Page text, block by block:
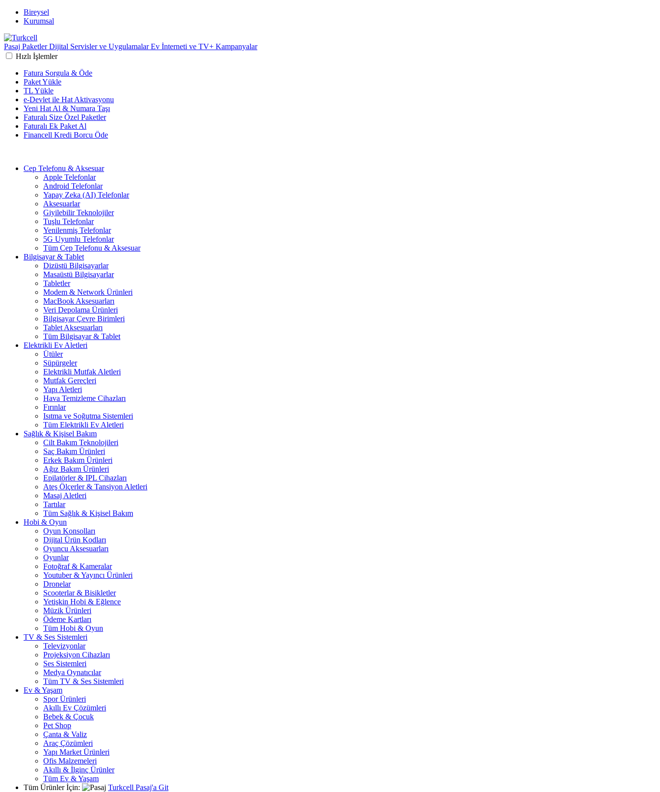
Bireysel
Kurumsal
Pasaj PaketlerDijital Servisler ve UygulamalarEv İnterneti ve TV+ Kampanyalar
Hızlı İşlemler
Fatura Sorgula & Öde
Paket Yükle
TL Yükle
e-Devlet ile Hat Aktivasyonu
Yeni Hat Al & Numara Taşı
Faturalı Size Özel Paketler
Faturalı Ek Paket Al
Financell Kredi Borcu Öde
Cep Telefonu & Aksesuar
Apple Telefonlar
Android Telefonlar
Yapay Zeka (AI) Telefonlar
Aksesuarlar
Giyilebilir Teknolojiler
Tuşlu Telefonlar
Yenilenmiş Telefonlar
5G Uyumlu Telefonlar
Tüm Cep Telefonu & Aksesuar
Bilgisayar & Tablet
Dizüstü Bilgisayarlar
Masaüstü Bilgisayarlar
Tabletler
Modem & Network Ürünleri
MacBook Aksesuarları
Veri Depolama Ürünleri
Bilgisayar Çevre Birimleri
Tablet Aksesuarları
Tüm Bilgisayar & Tablet
Elektrikli Ev Aletleri
Ütüler
Süpürgeler
Elektrikli Mutfak Aletleri
Mutfak Gereçleri
Yapı Aletleri
Hava Temizleme Cihazları
Fırınlar
Isıtma ve Soğutma Sistemleri
Tüm Elektrikli Ev Aletleri
Sağlık & Kişisel Bakım
Cilt Bakım Teknolojileri
Saç Bakım Ürünleri
Erkek Bakım Ürünleri
Ağız Bakım Ürünleri
Epilatörler & IPL Cihazları
Ateş Ölçerler & Tansiyon Aletleri
Masaj Aletleri
Tartılar
Tüm Sağlık & Kişisel Bakım
Hobi & Oyun
Oyun Konsolları
Dijital Ürün Kodları
Oyuncu Aksesuarları
Oyunlar
Fotoğraf & Kameralar
Youtuber & Yayıncı Ürünleri
Dronelar
Scooterlar & Bisikletler
Yetişkin Hobi & Eğlence
Müzik Ürünleri
Ödeme Kartları
Tüm Hobi & Oyun
TV & Ses Sistemleri
Televizyonlar
Projeksiyon Cihazları
Ses Sistemleri
Medya Oynatıcılar
Tüm TV & Ses Sistemleri
Ev & Yaşam
Spor Ürünleri
Akıllı Ev Çözümleri
Bebek & Çocuk
Pet Shop
Çanta & Valiz
Araç Çözümleri
Yapı Market Ürünleri
Ofis Malzemeleri
Akıllı & İlginç Ürünler
Tüm Ev & Yaşam
Tüm Ürünler İçin:
Turkcell Pasaj'a Git